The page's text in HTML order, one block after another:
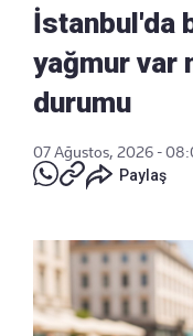
İstanbul'da
yağmur var
durumu
07 Ağustos, 2026 -
Paylaş